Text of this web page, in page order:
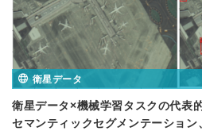
衛星データ
衛星データ×機械学習タスクの代表
セマンティックセグメンテーション